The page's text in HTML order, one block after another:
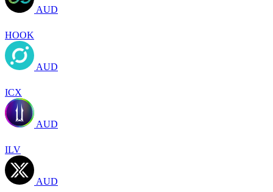
AUD
HOOK
AUD
ICX
AUD
ILV
AUD